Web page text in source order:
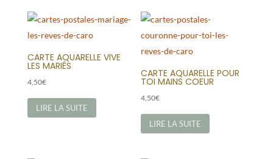
CARTE AQUARELLE VIVE
LES MARIÉS
4,50€
LIRE LA SUITE
CARTE AQUARELLE POUR
TOI MAINS COEUR
4,50€
LIRE LA SUITE